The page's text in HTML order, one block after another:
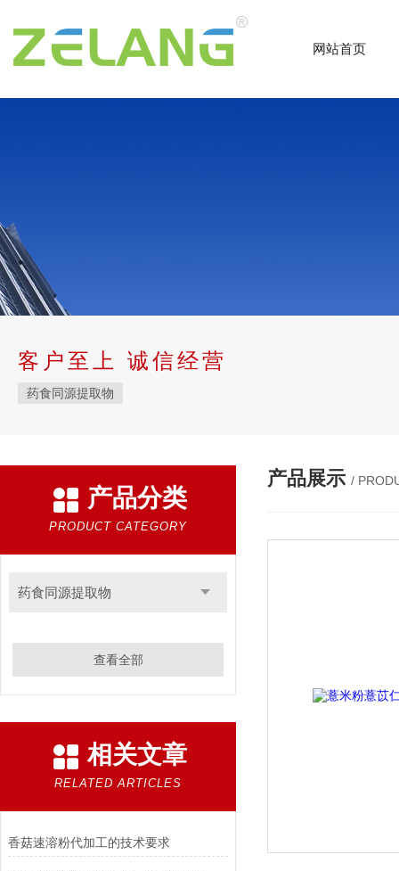
网站首页
客户至上 诚信经营
药食同源提取物
产品分类
PRODUCT CATEGORY
药食同源提取物
查看全部
相关文章
RELATED ARTICLES
香菇速溶粉代加工的技术要求
产品展示 /